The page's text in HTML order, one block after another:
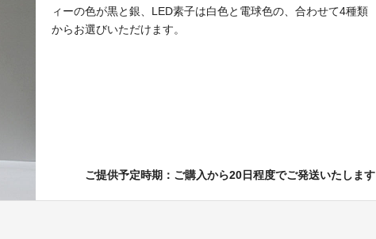
ィーの色が黒と銀、LED素子は白色と電球色の、合わせて4種類
からお選びいただけます。
ご提供予定時期：ご購入から20日程度でご発送いたします